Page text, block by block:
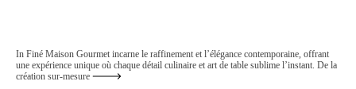
In Finé Maison Gourmet incarne le raffinement et l’élégance contemporaine, offrant
une expérience unique où chaque détail culinaire et art de table sublime l’instant. De la
création sur-mesure